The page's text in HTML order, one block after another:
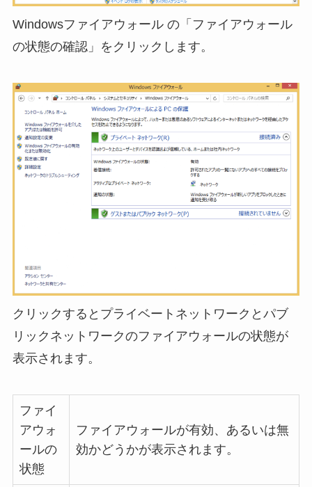
Windowsファイアウォール の「ファイアウォール
の状態の確認」をクリックします。
クリックするとプライベートネットワークとパブ
リックネットワークのファイアウォールの状態が
表示されます。
ファイ
アウォ
ールの
状態
ファイアウォールが有効、あるいは無
効かどうかが表示されます。